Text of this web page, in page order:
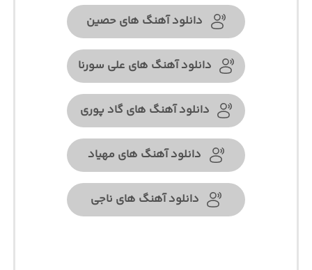
دانلود آهنگ های حصین
دانلود آهنگ های علی سورنا
دانلود آهنگ های گاد پوری
دانلود آهنگ های مهیاد
دانلود آهنگ های ناجی